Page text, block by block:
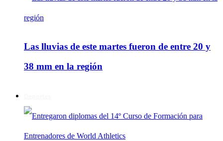
Las lluvias de este martes fueron de entre 20 y
38 mm en la región